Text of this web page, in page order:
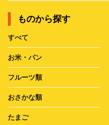
ものから探す
すべて
お米・パン
フルーツ類
おさかな類
たまご